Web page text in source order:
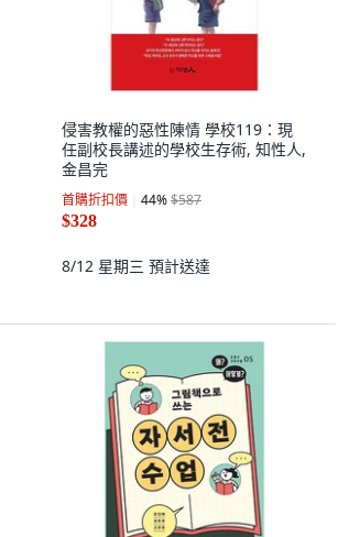
侵害教權的惡性陳情 學校119：現
任副校長講述的學校生存術, 知性人,
金昌完
首購折扣價 44%$587
$328
8/12 星期三 預計送達